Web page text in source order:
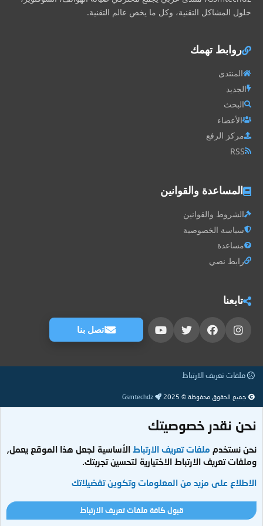
حلول المشاكل التقنية، وكل ما يخص عالم التقنية.
روابط تهمك
المنتدى
الجديد
البحث
الأعضاء
مركز الرفع
RSS
المساعدة والقوانين
الشروط والقوانين
سياسة الخصوصية
مساعدة
رابط نصي
تابعنا
اتصل بنا
ملفات تعريف الارتباط
جميع الحقوق محفوظة © 2025 Gsmtechdz
نحن نقدر خصوصيتك
نحن نستخدم ملفات تعريف الارتباطالأساسية لجعل هذا الموقع يعمل,
وملفات تعريف الارتباط الاختيارية لتحسين تجربتك.
الاطلاع على مزيد من المعلومات وتكوين تفضيلاتك
قبول كافة ملفات تعريف الارتباط